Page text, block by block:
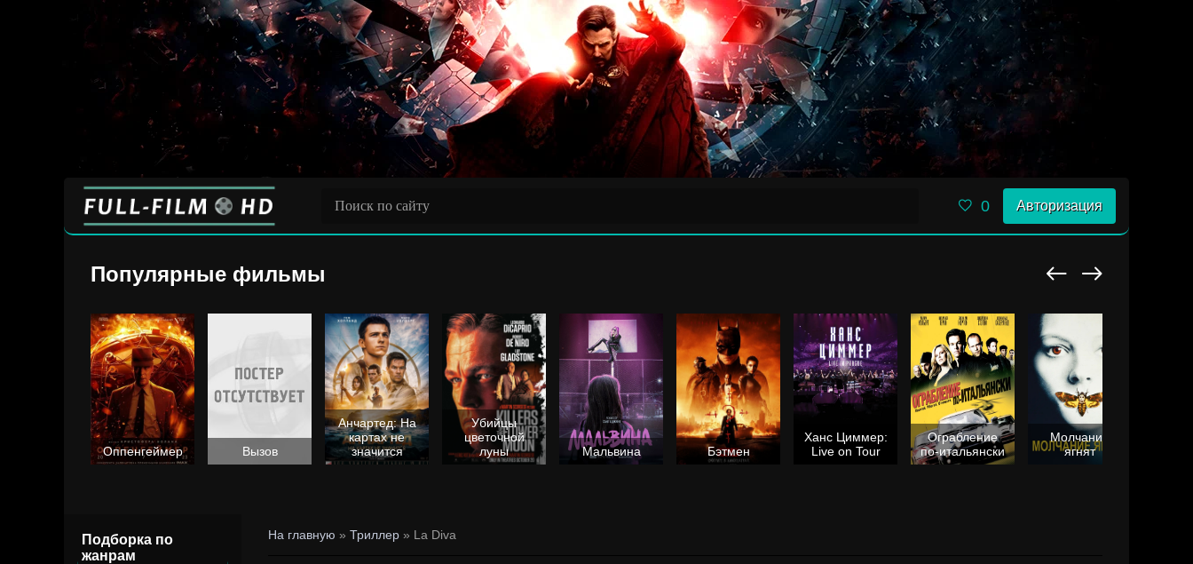
0 Авторизация
Популярные фильмы
Оппенгеймер Вызов
Анчартед: На
картах не
значится
Убийцы
цветочной
луны
Мальвина Бэтмен
Ханс Циммер:
Live on Tour
Ограбление
по-итальянски
Молчание
ягнят
Подборка по
жанрам
На главную » Триллер » La Diva